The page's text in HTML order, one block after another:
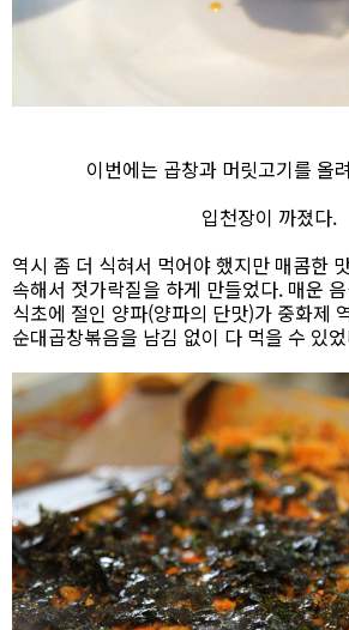
이번에는 곱창과 머릿고기를 올
입천장이 까졌다.
역시 좀 더 식혀서 먹어야 했지만 매콤한
속해서 젓가락질을 하게 만들었다. 매운
식초에 절인 양파(양파의 단맛)가 중화제
순대곱창볶음을 남김 없이 다 먹을 수 있